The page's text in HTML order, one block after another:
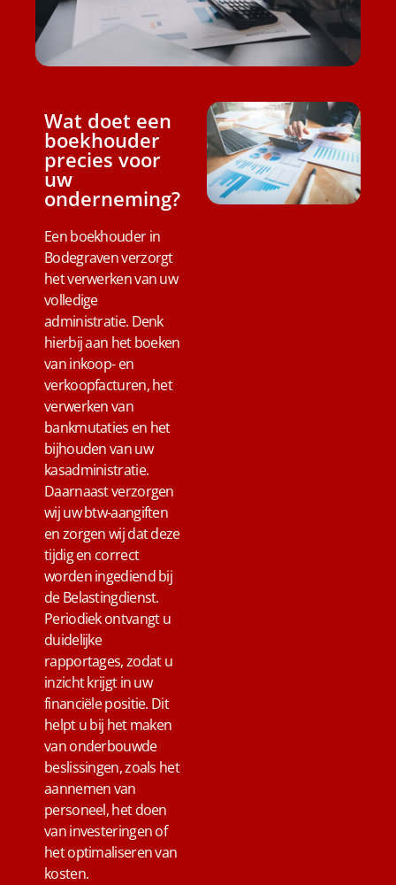
Wat doet een
boekhouder
precies voor
uw
onderneming?
Een boekhouder in
Bodegraven verzorgt
het verwerken van uw
volledige
administratie. Denk
hierbij aan het boeken
van inkoop- en
verkoopfacturen, het
verwerken van
bankmutaties en het
bijhouden van uw
kasadministratie.
Daarnaast verzorgen
wij uw btw-aangiften
en zorgen wij dat deze
tijdig en correct
worden ingediend bij
de Belastingdienst.
Periodiek ontvangt u
duidelijke
rapportages, zodat u
inzicht krijgt in uw
financiële positie. Dit
helpt u bij het maken
van onderbouwde
beslissingen, zoals het
aannemen van
personeel, het doen
van investeringen of
het optimaliseren van
kosten.